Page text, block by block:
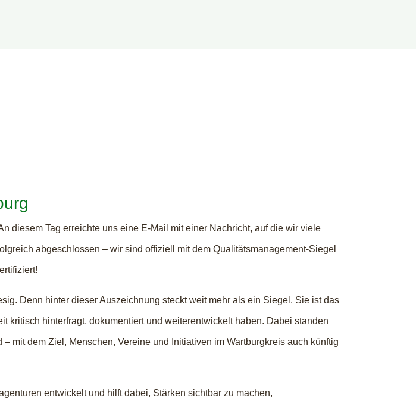
diesem Tag erreichte uns eine E-Mail mit einer Nachricht, auf die wir viele
abgeschlossen – wir sind offiziell mit dem Qualitätsmanagement-Siegel
Denn hinter dieser Auszeichnung steckt weit mehr als ein Siegel. Sie ist das
kritisch hinterfragt, dokumentiert und weiterentwickelt haben. Dabei standen
mit dem Ziel, Menschen, Vereine und Initiativen im Wartburgkreis auch künftig
entwickelt und hilft dabei, Stärken sichtbar zu machen,